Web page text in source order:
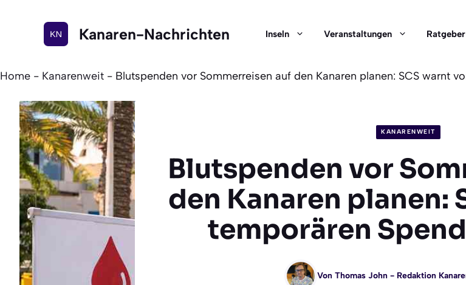
Kanaren-Nachrichten Inseln Veranstaltungen Ratgeber
Home - Kanarenweit - Blutspenden vor Sommerreisen auf den Kanaren planen: SCS warnt
KANARENWEIT
Blutspenden vor
den Kanaren planen:
temporären
Von Thomas John- Redaktion